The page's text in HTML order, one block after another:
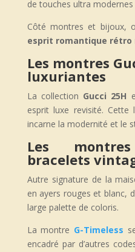
de touches ultra
Côté montres et bijoux,
esprit romantique rétro
Les montres
luxuriantes
La collection Gucci 25H
esprit luxe revisité.
incarne la modernité et le
Les
bracelets
Autre signature de la
en ayers rouges et blanc,
large palette de coloris.
La montre G-Timeless
encadré par d’autres